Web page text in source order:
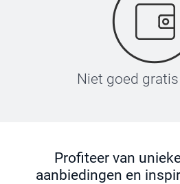
Niet goed
Profiteer van
aanbiedingen en